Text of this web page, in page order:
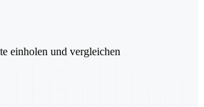
einholen und vergleichen